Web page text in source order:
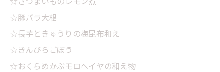
☆豚バラ大根
☆長芋ときゅうりの梅昆布和え
☆きんぴらごぼう
☆おくらめかぶモロヘイヤの和え物